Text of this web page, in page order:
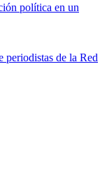
política en un
periodistas de la Red